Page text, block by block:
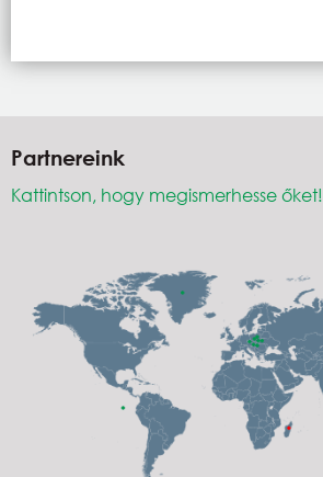
Partnereink
Kattintson, hogy megismerhesse őket!